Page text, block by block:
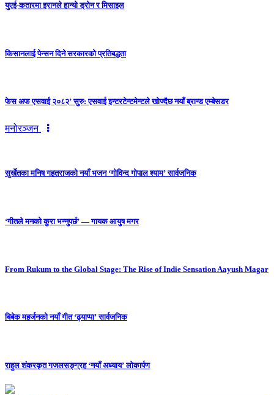
युएई-कतारमा इरानले हान्यो ड्रोन र मिसाइल
किसानलाई पेन्सन दिने सरकारको प्रतिबद्धता
फेस अफ एसवाई २०८२’ सुरु: एसवाई इन्टरटेन्टमेन्टले खोज्दैछ नयाँ ब्रान्ड एम्बेसडर
मनोरञ्जन
सुर्खेतका मनिष गहतराजको नयाँ भजन ‘गोविन्द गोपाल श्याम’ सार्वजनिक
‘गीतले मनको कुरा भन्नुपर्छ’ — गायक आयुष मगर
From Rukum to the Global Stage: The Rise of Indie Sensation Aayush Magar
बिबेक महर्जनको नयाँ गीत ‘ढ्याप्पा’ सार्वजनिक
राहुल शंकरकृत गजलसङ्ग्रह ‘नयाँ अध्याय’ लोकार्पण